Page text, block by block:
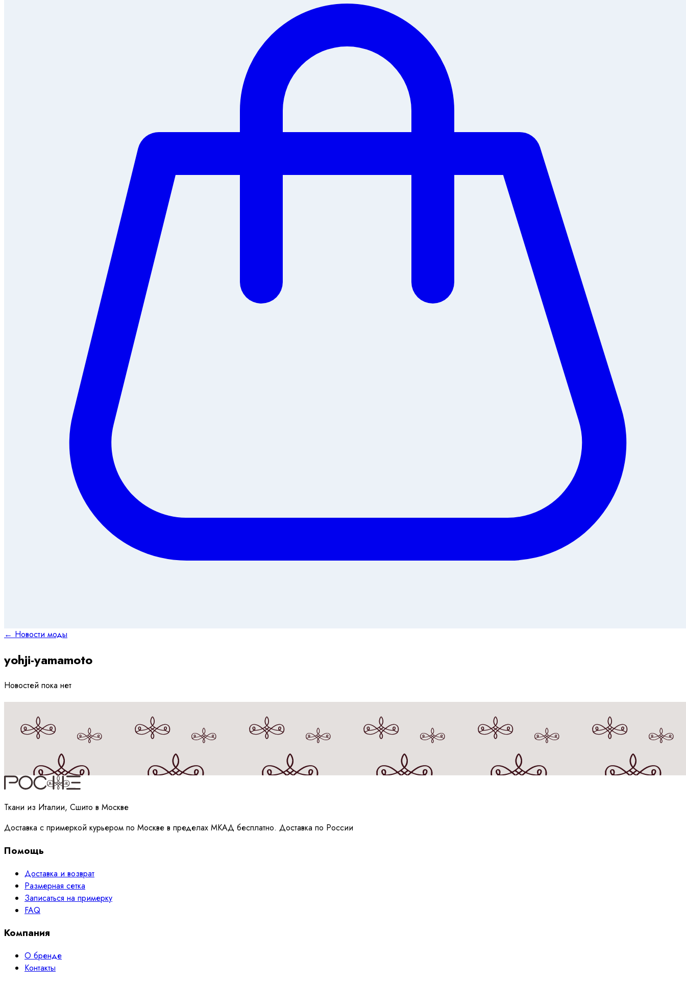
← Новости моды
yohji-yamamoto
Новостей пока нет
Принимаюполитикуобработки данных
Ткани из Италии, Сшито в Москве
Доставка с примеркой курьером по Москве в пределах МКАД бесплатно. Доставка по России
Помощь
Доставка и возврат
Размерная сетка
Записаться на примерку
FAQ
Компания
О бренде
Контакты